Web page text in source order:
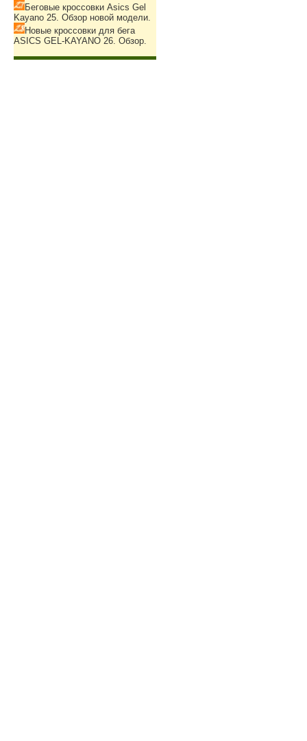
Беговые кроссовки Asics Gel
Kayano 25. Обзор новой модели.
Новые кроссовки для бега
ASICS GEL-KAYANO 26. Обзор.